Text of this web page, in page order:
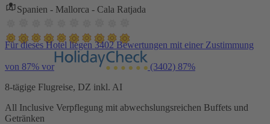
Spanien - Mallorca - Cala Ratjada
Für dieses Hotel liegen 3402 Bewertungen mit einer Zustimmung
von 87% vor (3402) 87%
8-tägige Flugreise, DZ inkl. AI
All Inclusive Verpflegung mit abwechslungsreichen Buffets und
Getränken